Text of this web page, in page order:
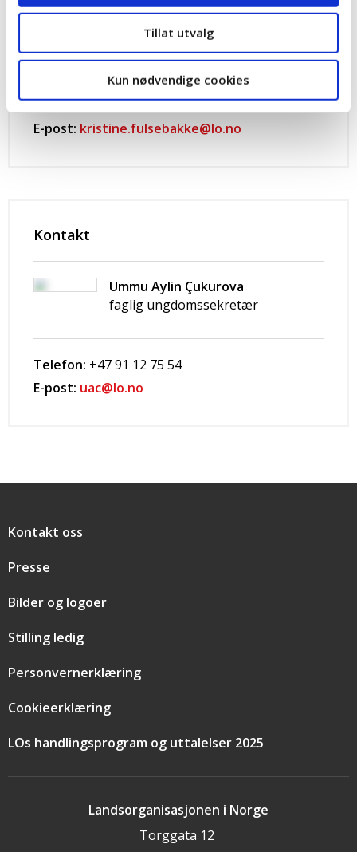
Tillat utvalg
Kun nødvendige cookies
Kristine Fulsebakke
Organisasjonsarbeider
Telefon:+47 47 90 19 17
E-post: kristine.fulsebakke@lo.no
Kontakt
Ummu Aylin Çukurova
faglig ungdomssekretær
Telefon: +47 91 12 75 54
E-post: uac@lo.no
Landsorganisasjonen i Norge
Torggata 12
Snarveier
Kontakt oss
Presse
Bilder og logoer
Stilling ledig
Personvernerklæring
Cookieerklæring
LOs handlingsprogram og uttalelser 2025